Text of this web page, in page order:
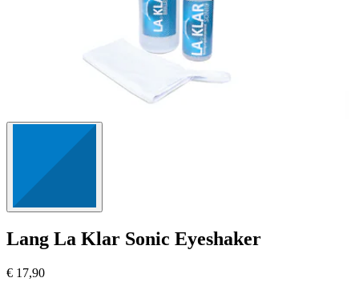
Lang La Klar Sonic Eyeshaker
€ 17,90